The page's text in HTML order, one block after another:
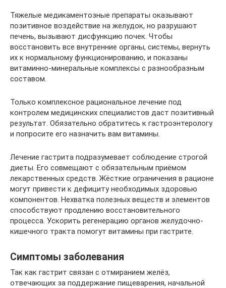
Тяжелые медикаментозные препараты оказывают
позитивное воздействие на желудок, но разрушают
печень, вызывают дисфункцию почек. Чтобы
восстановить все внутренние органы, системы, вернуть
их к нормальному функционированию, и показаны
витаминно-минеральные комплексы с разнообразным
составом.
Только комплексное рациональное лечение под
контролем медицинских специалистов даст позитивный
результат. Обязательно обратитесь к гастроэнтерологу
и попросите его назначить вам витамины.
Лечение гастрита подразумевает соблюдение строгой
диеты. Его совмещают с обязательным приёмом
лекарственных средств. Жёсткие ограничения в рационе
могут привести к дефициту необходимых здоровью
компонентов. Нехватка полезных веществ и элементов
способствуют продлению восстановительного
процесса. Ускорить регенерацию органов желудочно-
кишечного тракта помогут витамины при гастрите.
Симптомы заболевания
Так как гастрит связан с отмиранием желёз,
отвечающих за поддержание пищеварения, начальной